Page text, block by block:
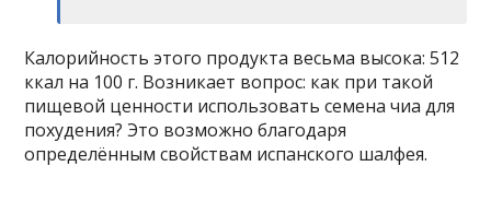
Калорийность этого продукта весьма высока: 512
ккал на 100 г. Возникает вопрос: как при такой
пищевой ценности использовать семена чиа для
похудения? Это возможно благодаря
определённым свойствам испанского шалфея.